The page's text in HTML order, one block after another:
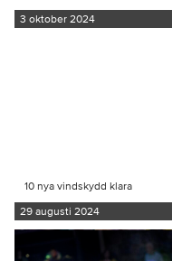
3 oktober 2024
10 nya vindskydd klara
29 augusti 2024